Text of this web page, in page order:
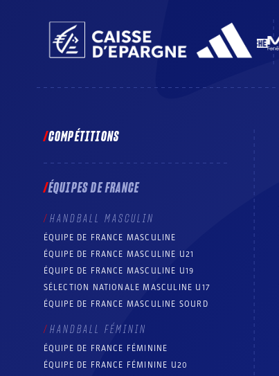
COMPÉTITIONS
ÉQUIPES DE FRANCE
HANDBALL MASCULIN
ÉQUIPE DE FRANCE MASCULINE
ÉQUIPE DE FRANCE MASCULINE U21
ÉQUIPE DE FRANCE MASCULINE U19
SÉLECTION NATIONALE MASCULINE U17
ÉQUIPE DE FRANCE MASCULINE SOURD
HANDBALL FÉMININ
ÉQUIPE DE FRANCE FÉMININE
ÉQUIPE DE FRANCE FÉMININE U20